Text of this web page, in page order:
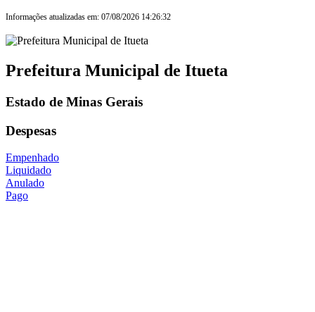
Informações atualizadas em: 07/08/2026 14:26:32
Prefeitura Municipal de Itueta
Estado de Minas Gerais
Despesas
Empenhado
Liquidado
Anulado
Pago